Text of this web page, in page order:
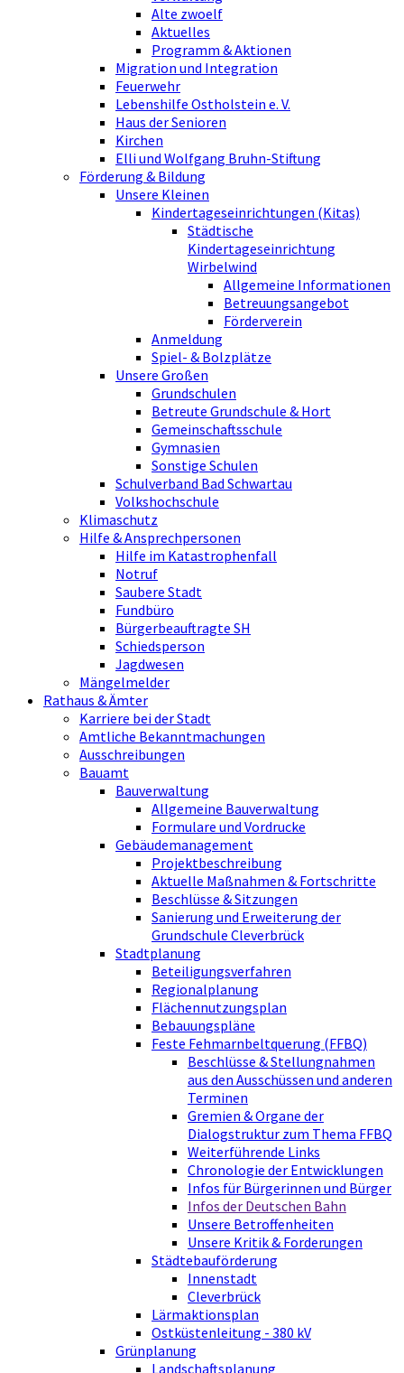
Alte zwoelf
Aktuelles
Programm & Aktionen
Migration und Integration
Feuerwehr
Lebenshilfe Ostholstein e. V.
Haus der Senioren
Kirchen
Elli und Wolfgang Bruhn-Stiftung
Förderung & Bildung
Unsere Kleinen
Kindertageseinrichtungen (Kitas)
Städtische
Kindertageseinrichtung
Wirbelwind
Allgemeine Informationen
Betreuungsangebot
Förderverein
Anmeldung
Spiel- & Bolzplätze
Unsere Großen
Grundschulen
Betreute Grundschule & Hort
Gemeinschaftsschule
Gymnasien
Sonstige Schulen
Schulverband Bad Schwartau
Volkshochschule
Klimaschutz
Hilfe & Ansprechpersonen
Hilfe im Katastrophenfall
Notruf
Saubere Stadt
Fundbüro
Bürgerbeauftragte SH
Schiedsperson
Jagdwesen
Mängelmelder
Rathaus & Ämter
Karriere bei der Stadt
Amtliche Bekanntmachungen
Ausschreibungen
Bauamt
Bauverwaltung
Allgemeine Bauverwaltung
Formulare und Vordrucke
Gebäudemanagement
Projektbeschreibung
Aktuelle Maßnahmen & Fortschritte
Beschlüsse & Sitzungen
Sanierung und Erweiterung der
Grundschule Cleverbrück
Stadtplanung
Beteiligungsverfahren
Regionalplanung
Flächennutzungsplan
Bebauungspläne
Feste Fehmarnbeltquerung (FFBQ)
Beschlüsse & Stellungnahmen
aus den Ausschüssen und anderen
Terminen
Gremien & Organe der
Dialogstruktur zum Thema FFBQ
Weiterführende Links
Chronologie der Entwicklungen
Infos für Bürgerinnen und Bürger
Infos der Deutschen Bahn
Unsere Betroffenheiten
Unsere Kritik & Forderungen
Städtebauförderung
Innenstadt
Cleverbrück
Lärmaktionsplan
Ostküstenleitung - 380 kV
Grünplanung
Landschaftsplanung